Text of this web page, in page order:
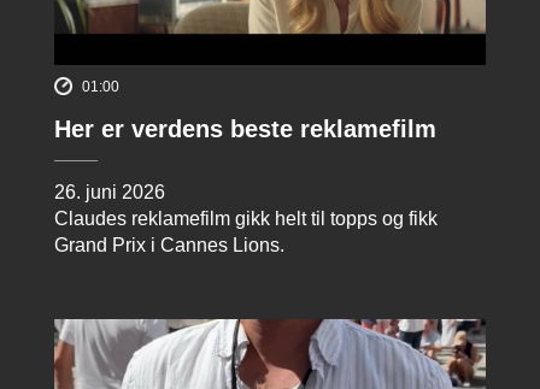
01:00
Her er verdens beste reklamefilm
26. juni 2026
Claudes reklamefilm gikk helt til topps og fikk
Grand Prix i Cannes Lions.